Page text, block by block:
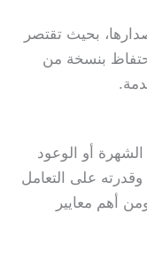
بحيث تقتصر
بنسخة من
أو الوعود
على التعامل
أهم معايير